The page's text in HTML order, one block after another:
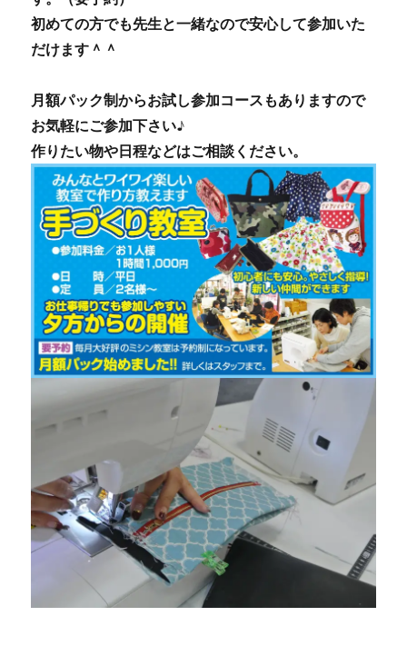
初めての方でも先生と一緒なので安心して参加いた
だけます＾＾
月額パック制からお試し参加コースもありますので
お気軽にご参加下さい♪
作りたい物や日程などはご相談ください。